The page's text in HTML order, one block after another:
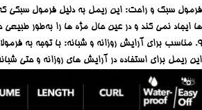
فرمول سبک و راحت: این ریمل به دلیل فرمول سبکی
ها ایجاد نمی‌ کند و در عین حال مژه‌ ها را به‌طور طبیعی
9. مناسب برای آرایش روزانه و شبانه: با توجه به
این ریمل برای استفاده در آرایش‌ های روزانه و حتی